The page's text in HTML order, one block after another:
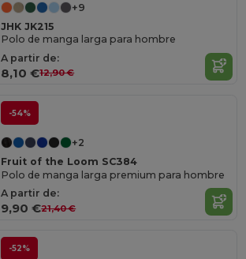
+9
JHK JK215
Polo de manga larga para hombre
A partir de:
8,10 €12,90 €
-54%
+2
Fruit of the Loom SC384
Polo de manga larga premium para hombre
A partir de:
9,90 €21,40 €
-52%